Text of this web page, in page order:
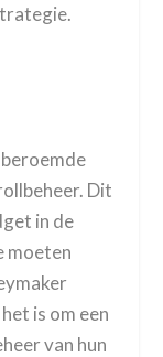
Dit
in de
moeten
is om een
van hun